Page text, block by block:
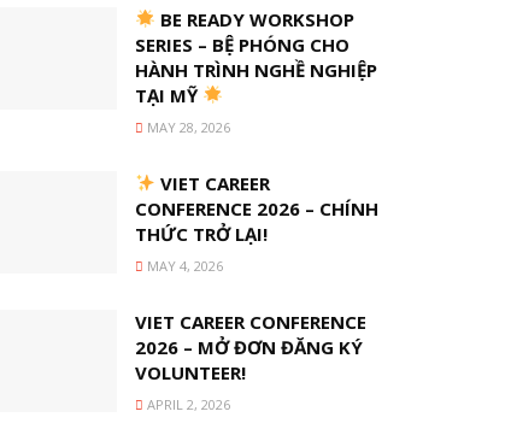
BE READY WORKSHOP
SERIES – BỆ PHÓNG CHO
HÀNH TRÌNH NGHỀ NGHIỆP
TẠI MỸ
MAY 28, 2026
VIET CAREER
CONFERENCE 2026 – CHÍNH
THỨC TRỞ LẠI!
MAY 4, 2026
VIET CAREER CONFERENCE
2026 – MỞ ĐƠN ĐĂNG KÝ
VOLUNTEER!
APRIL 2, 2026